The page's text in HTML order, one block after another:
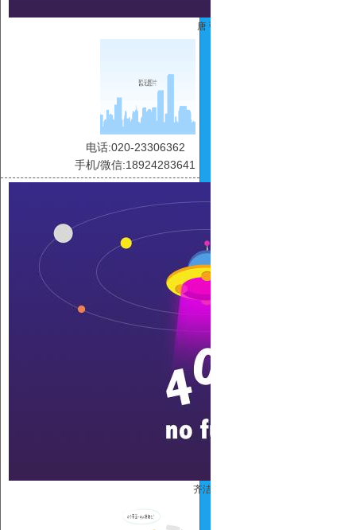
唐 弘
电话:020-23306362
手机/微信:18924283641
齐洁连